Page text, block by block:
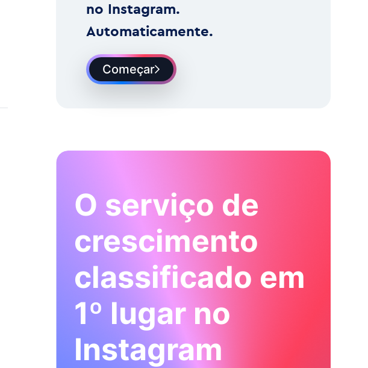
no Instagram.
Automaticamente.
Começar
O serviço de
crescimento
classificado em
1º lugar no
Instagram